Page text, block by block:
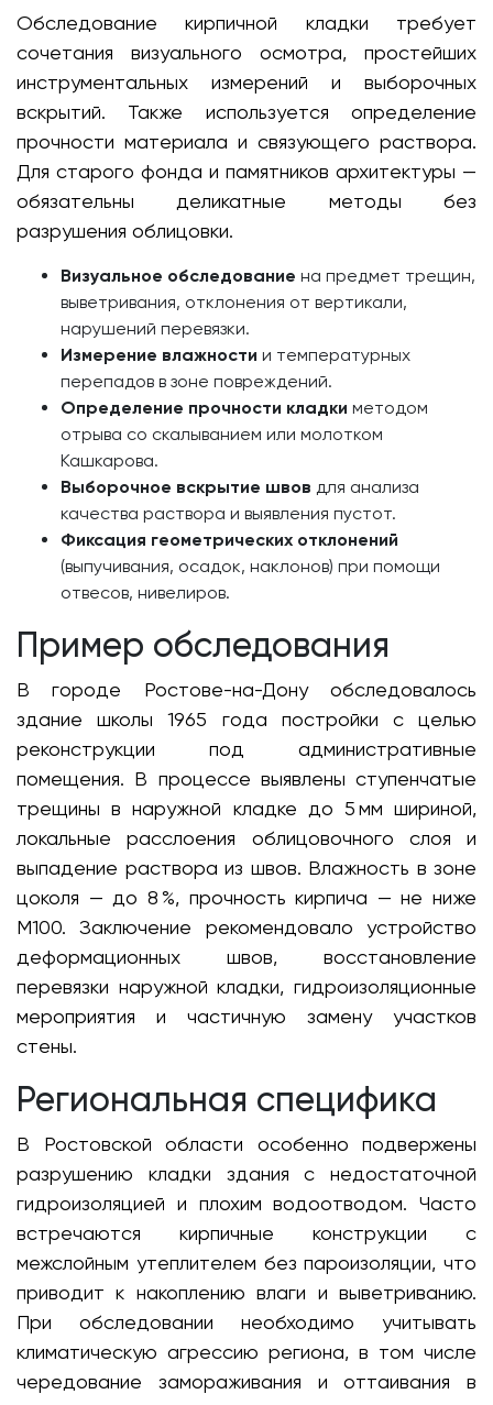
Обследование кирпичной кладки требует
сочетания визуального осмотра, простейших
инструментальных измерений и выборочных
вскрытий. Также используется определение
прочности материала и связующего раствора.
Для старого фонда и памятников архитектуры —
обязательны деликатные методы без
разрушения облицовки.
Визуальное обследование на предмет трещин,
выветривания, отклонения от вертикали,
нарушений перевязки.
Измерение влажности и температурных
перепадов в зоне повреждений.
Определение прочности кладки методом
отрыва со скалыванием или молотком
Кашкарова.
Выборочное вскрытие швов для анализа
качества раствора и выявления пустот.
Фиксация геометрических отклонений
(выпучивания, осадок, наклонов) при помощи
отвесов, нивелиров.
Пример обследования
В городе Ростове-на-Дону обследовалось
здание школы 1965 года постройки с целью
реконструкции под административные
помещения. В процессе выявлены ступенчатые
трещины в наружной кладке до 5 мм шириной,
локальные расслоения облицовочного слоя и
выпадение раствора из швов. Влажность в зоне
цоколя — до 8 %, прочность кирпича — не ниже
М100. Заключение рекомендовало устройство
деформационных швов, восстановление
перевязки наружной кладки, гидроизоляционные
мероприятия и частичную замену участков
стены.
Региональная специфика
В Ростовской области особенно подвержены
разрушению кладки здания с недостаточной
гидроизоляцией и плохим водоотводом. Часто
встречаются кирпичные конструкции с
межслойным утеплителем без пароизоляции, что
приводит к накоплению влаги и выветриванию.
При обследовании необходимо учитывать
климатическую агрессию региона, в том числе
чередование замораживания и оттаивания в